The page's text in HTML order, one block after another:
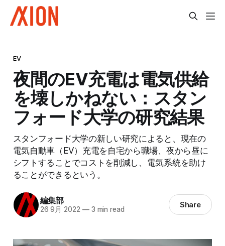
EV
夜間のEV充電は電気供給
を壊しかねない：スタン
フォード大学の研究結果
スタンフォード大学の新しい研究によると、現在の
電気自動車（EV）充電を自宅から職場、夜から昼に
シフトすることでコストを削減し、電気系統を助け
ることができるという。
編集部
26 9月 2022 —3 min read Share